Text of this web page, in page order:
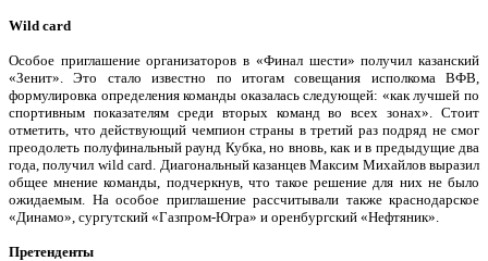
Wild card
Особое приглашение организаторов в «Финал шести» получил казанский
«Зенит». Это стало известно по итогам совещания исполкома ВФВ,
формулировка определения команды оказалась следующей: «как лучшей по
спортивным показателям среди вторых команд во всех зонах». Стоит
отметить, что действующий чемпион страны в третий раз подряд не смог
преодолеть полуфинальный раунд Кубка, но вновь, как и в предыдущие два
года, получил wild card. Диагональный казанцев Максим Михайлов выразил
общее мнение команды, подчеркнув, что такое решение для них не было
ожидаемым. На особое приглашение рассчитывали также краснодарское
«Динамо», сургутский «Газпром-Югра» и оренбургский «Нефтяник».
Претенденты